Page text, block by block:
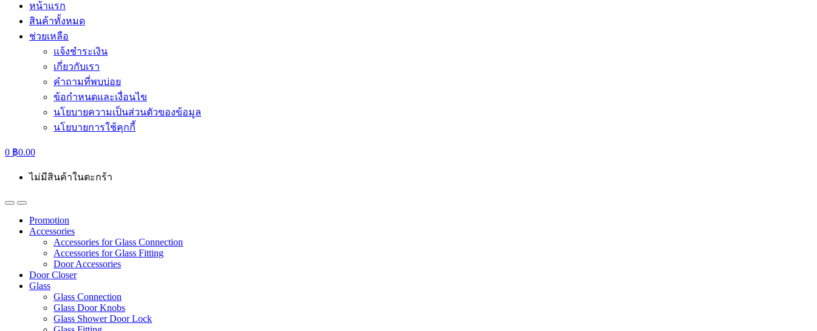
หน้าแรก
สินค้าทั้งหมด
ช่วยเหลือ
แจ้งชำระเงิน
เกี่ยวกับเรา
คำถามที่พบบ่อย
ข้อกำหนดและเงื่อนไข
นโยบายความเป็นส่วนตัวของข้อมูล
นโยบายการใช้คุกกี้
0 ฿0.00
ไม่มีสินค้าในตะกร้า
Promotion
Accessories
Accessories for Glass Connection
Accessories for Glass Fitting
Door Accessories
Door Closer
Glass
Glass Connection
Glass Door Knobs
Glass Shower Door Lock